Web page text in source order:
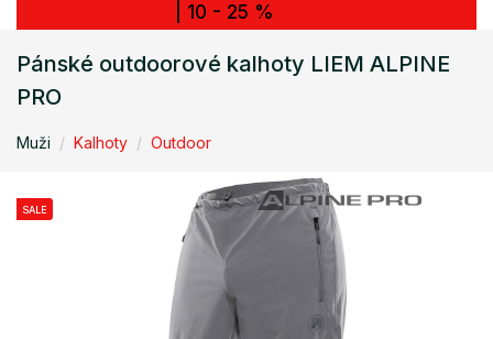
| 10 - 25 %
Pánské outdoorové kalhoty LIEM ALPINE
PRO
Muži Kalhoty Outdoor
SALE